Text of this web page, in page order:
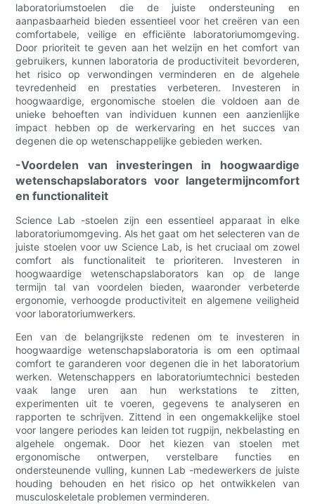
laboratoriumstoelen die de juiste ondersteuning en
aanpasbaarheid bieden essentieel voor het creëren van een
comfortabele, veilige en efficiënte laboratoriumomgeving.
Door prioriteit te geven aan het welzijn en het comfort van
gebruikers, kunnen laboratoria de productiviteit bevorderen,
het risico op verwondingen verminderen en de algehele
tevredenheid en prestaties verbeteren. Investeren in
hoogwaardige, ergonomische stoelen die voldoen aan de
unieke behoeften van individuen kunnen een aanzienlijke
impact hebben op de werkervaring en het succes van
degenen die op wetenschappelijke gebieden werken.
-Voordelen van investeringen in hoogwaardige
wetenschapslaborators voor langetermijncomfort
en functionaliteit
Science Lab -stoelen zijn een essentieel apparaat in elke
laboratoriumomgeving. Als het gaat om het selecteren van de
juiste stoelen voor uw Science Lab, is het cruciaal om zowel
comfort als functionaliteit te prioriteren. Investeren in
hoogwaardige wetenschapslaborators kan op de lange
termijn tal van voordelen bieden, waaronder verbeterde
ergonomie, verhoogde productiviteit en algemene veiligheid
voor laboratoriumwerkers.
Een van de belangrijkste redenen om te investeren in
hoogwaardige wetenschapslaboratoria is om een ​​optimaal
comfort te garanderen voor degenen die in het laboratorium
werken. Wetenschappers en laboratoriumtechnici besteden
vaak lange uren aan hun werkstations te zitten,
experimenten uit te voeren, gegevens te analyseren en
rapporten te schrijven. Zittend in een ongemakkelijke stoel
voor langere periodes kan leiden tot rugpijn, nekbelasting en
algehele ongemak. Door het kiezen van stoelen met
ergonomische ontwerpen, verstelbare functies en
ondersteunende vulling, kunnen Lab -medewerkers de juiste
houding behouden en het risico op het ontwikkelen van
musculoskeletale problemen verminderen.